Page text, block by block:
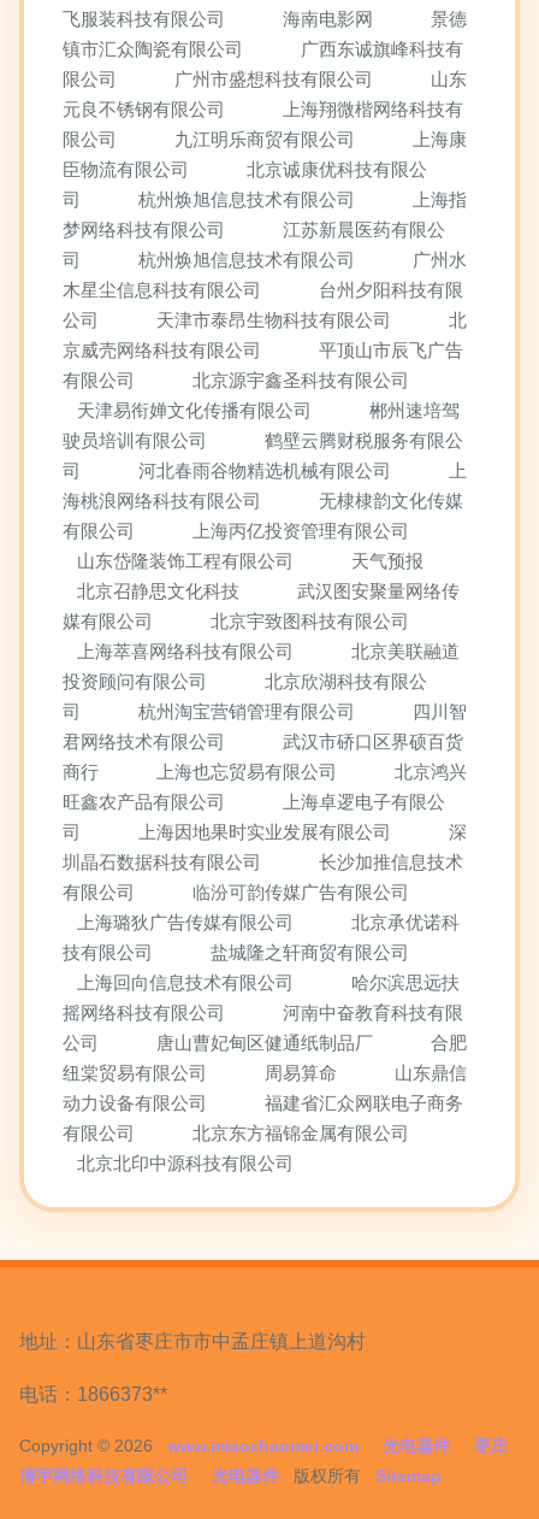
飞服装科技有限公司
海南电影网
景德
镇市汇众陶瓷有限公司
广西东诚旗峰科技有
限公司
广州市盛想科技有限公司
山东
元良不锈钢有限公司
上海翔微楷网络科技有
限公司
九江明乐商贸有限公司
上海康
臣物流有限公司
北京诚康优科技有限公
司
杭州焕旭信息技术有限公司
上海指
梦网络科技有限公司
江苏新晨医药有限公
司
杭州焕旭信息技术有限公司
广州水
木星尘信息科技有限公司
台州夕阳科技有限
公司
天津市泰昂生物科技有限公司
北
京威壳网络科技有限公司
平顶山市辰飞广告
有限公司
北京源宇鑫圣科技有限公司
天津易衔婵文化传播有限公司
郴州速培驾
驶员培训有限公司
鹤壁云腾财税服务有限公
司
河北春雨谷物精选机械有限公司
上
海桃浪网络科技有限公司
无棣棣韵文化传媒
有限公司
上海丙亿投资管理有限公司
山东岱隆装饰工程有限公司
天气预报
北京召静思文化科技
武汉图安聚量网络传
媒有限公司
北京宇致图科技有限公司
上海萃喜网络科技有限公司
北京美联融道
投资顾问有限公司
北京欣湖科技有限公
司
杭州淘宝营销管理有限公司
四川智
君网络技术有限公司
武汉市硚口区界硕百货
商行
上海也忘贸易有限公司
北京鸿兴
旺鑫农产品有限公司
上海卓逻电子有限公
司
上海因地果时实业发展有限公司
深
圳晶石数据科技有限公司
长沙加推信息技术
有限公司
临汾可韵传媒广告有限公司
上海璐狄广告传媒有限公司
北京承优诺科
技有限公司
盐城隆之轩商贸有限公司
上海回向信息技术有限公司
哈尔滨思远扶
摇网络科技有限公司
河南中奋教育科技有限
公司
唐山曹妃甸区健通纸制品厂
合肥
纽棠贸易有限公司
周易算命
山东鼎信
动力设备有限公司
福建省汇众网联电子商务
有限公司
北京东方福锦金属有限公司
北京北印中源科技有限公司
地址：山东省枣庄市市中孟庄镇上道沟村
电话：1866373**
Copyright © 2026 www.miaozhaomei.com 光电器件
枣庄
博宇网络科技有限公司
光电器件 版权所有 Sitemap